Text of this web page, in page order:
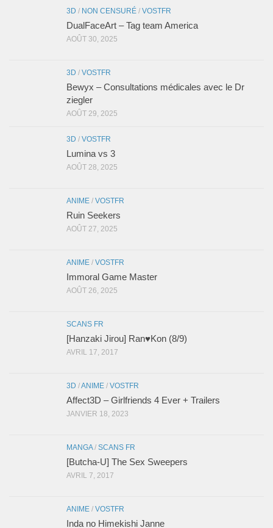
3D / NON CENSURÉ / VOSTFR
DualFaceArt – Tag team America
AOÛT 30, 2025
3D / VOSTFR
Bewyx – Consultations médicales avec le Dr
ziegler
AOÛT 29, 2025
3D / VOSTFR
Lumina vs 3
AOÛT 28, 2025
ANIME / VOSTFR
Ruin Seekers
AOÛT 27, 2025
ANIME / VOSTFR
Immoral Game Master
AOÛT 26, 2025
SCANS FR
[Hanzaki Jirou] Ran♥Kon (8/9)
AVRIL 17, 2017
3D /ANIME / VOSTFR
Affect3D – Girlfriends 4 Ever + Trailers
JANVIER 18, 2023
MANGA/ SCANS FR
[Butcha-U] The Sex Sweepers
AVRIL 7, 2017
ANIME / VOSTFR
Inda no Himekishi Janne